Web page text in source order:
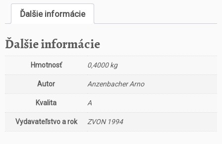
o
d
d
y
Ďalšie informácie
Ďalšie informácie
Hmotnosť 0,4000 kg
Autor Anzenbacher Arno
Kvalita A
Vydavateľstvo a rok ZVON 1994